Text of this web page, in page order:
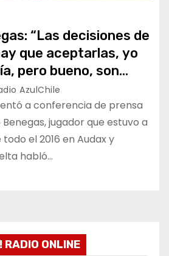
“Las decisiones de
que aceptarlas, yo
pero bueno, son
ya han pasado”
AzulChile
a conferencia de prensa
jugador que estuvo a
el 2016 en Audax y
habló…
ONLINE